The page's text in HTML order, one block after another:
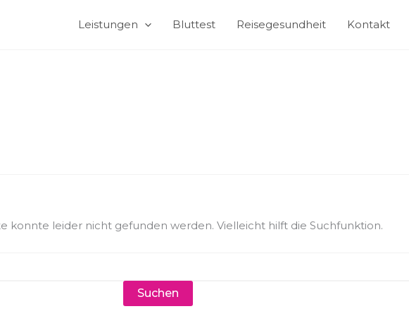
Leistungen Bluttest Reisegesundheit Kontakt
konnte leider nicht gefunden werden. Vielleicht hilft die Suchfunktion.